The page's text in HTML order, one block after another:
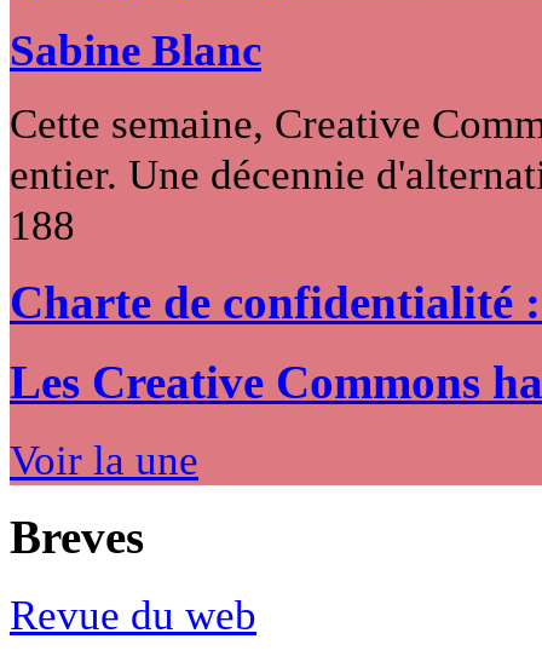
Sabine Blanc
Cette semaine, Creative
entier. Une décennie
188
Charte de confidentialité
Les Creative Commons
Voir la une
Breves
Revue du web